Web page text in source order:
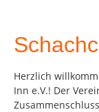
Herzlich
Inn e.V.! Der